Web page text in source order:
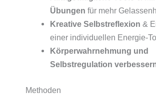
Übungen für mehr
Kreative Selbstreflexion &
einer individuellen Energie-
Körperwahrnehmung und
Selbstregulation
Methoden